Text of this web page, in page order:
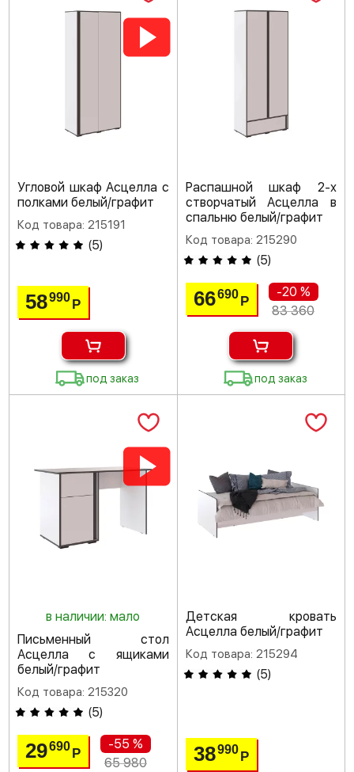
Угловой шкаф Асцелла с
полками белый/графит
Код товара: 215191
(5)
58990Р
под заказ
Распашной шкаф 2-х
створчатый Асцелла в
спальню белый/графит
Код товара: 215290
(5)
66690 Р
-20 %
83 360
под заказ
в наличии: мало
Письменный стол
Асцелла с ящиками
белый/графит
Код товара: 215320
(5)
29690Р
-55 %
65 980
Детская кровать
Асцелла белый/графит
Код товара: 215294
(5)
38990 Р